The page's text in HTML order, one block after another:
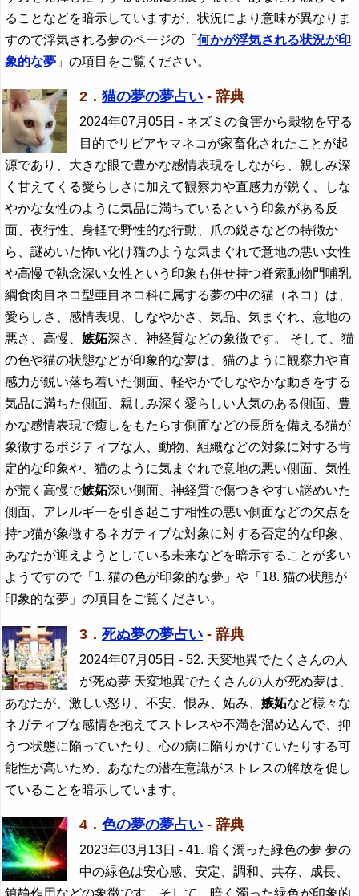
ることなどを暗示していますが、状況により意味が異なりま
すので浮気される夢のページの「何かが浮気される状況が印
象的な夢 」の項目をご覧ください。
2． 猫の夢の夢占い - 辞典
2024年07月05日 - ネズミの食害から穀物を守る
目的でリビアヤマネコが家畜化されたことが起
源であり、大きな眼で豊かな感情表現をしながら、親しみ深
く甘えてくる愛らしさに加えて観察力や直感力が鋭く、しな
やかな女性のように気品に満ちているという印象がある反
面、夜行性、身軽で野性的な行動、爪の鋭さなどの特徴か
ら、謎めいた怖い化け猫のような気まぐれで意地の悪い女性
や高慢で執念深い女性という印象も併せ持つ脊索動物門哺乳
綱食肉目ネコ型亜目ネコ科に属する夢の中の猫（ネコ）は、
愛らしさ、感情表現、しなやかさ、気品、気まぐれ、意地の
悪さ、高慢、嫉妬深さ、神経質などの象徴です。 そして、猫
の色や猫の状態などが印象的な夢は、猫のように観察力や直
感力が鋭い落ち着いた側面、軽やかでしなやかな動きをする
気品に満ちた側面、親しみ深く愛らしい人気のある側面、豊
かな感情表現で癒しをもたらす側面などの長所を備える猫が
象徴するポジティブな人、動物、組織などの対象に対する肯
定的な印象や、猫のように気まぐれで意地の悪い側面、気性
が荒く高慢で嫉妬深い側面、神経質で傷つきやすい謎めいた
側面、アレルギーを引き起こす相性の悪い側面などの欠点を
持つ猫が象徴するネガティブな対象に対する否定的な印象、
あなたが迎えようとしている未来などを暗示することが多い
ようですので「1. 猫の色が印象的な夢」や「18. 猫の状態が
印象的な夢」の項目をご覧ください。
3． 死ぬ夢の夢占い - 辞典
2024年07月05日 - 52. 天変地異でたくさんの人
が死ぬ夢 天変地異でたくさんの人が死ぬ夢は、
あなたが、激しい怒り、不安、恨み、妬み、嫉妬など様々な
ネガティブな感情を抱えてストレスや不満を溜め込んで、抑
うつ状態に陥っていたり、心の病に陥りかけていたりする可
能性が高いため、あなたの潜在意識がストレスの解放を促し
ていることを暗示しています。
4． 色の夢の夢占い - 辞典
2023年03月13日 - 41. 暗く濁った緑色の夢 夢の
中の緑色は安心感、安定、調和、共存、成長、